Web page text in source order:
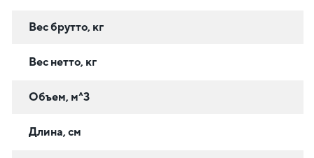
Вес брутто, кг
Вес нетто, кг
Объем, м^3
Длина, см